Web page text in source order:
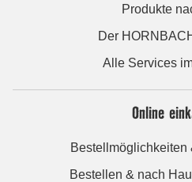
Produkte
Der
Alle Services
Online
Bestellmöglichkeiten
Bestellen & nach